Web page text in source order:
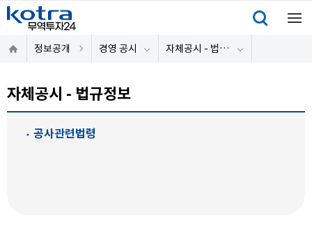
정보공개 경영 공시 자체공시 - 법규정보
자체공시 - 법규정보
공사관련법령